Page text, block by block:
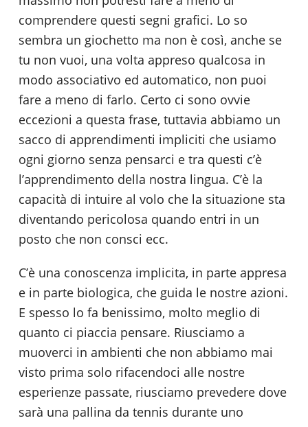
comprendere questi segni grafici. Lo so
sembra un giochetto ma non è così, anche se
tu non vuoi, una volta appreso qualcosa in
modo associativo ed automatico, non puoi
fare a meno di farlo. Certo ci sono ovvie
eccezioni a questa frase, tuttavia abbiamo un
sacco di apprendimenti impliciti che usiamo
ogni giorno senza pensarci e tra questi c’è
l’apprendimento della nostra lingua. C’è la
capacità di intuire al volo che la situazione sta
diventando pericolosa quando entri in un
posto che non consci ecc.
C’è una conoscenza implicita, in parte appresa
e in parte biologica, che guida le nostre azioni.
E spesso lo fa benissimo, molto meglio di
quanto ci piaccia pensare. Riusciamo a
muoverci in ambienti che non abbiamo mai
visto prima solo rifacendoci alle nostre
esperienze passate, riusciamo prevedere dove
sarà una pallina da tennis durante uno